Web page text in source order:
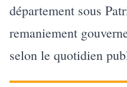
département sous
remaniement
selon le quotidien